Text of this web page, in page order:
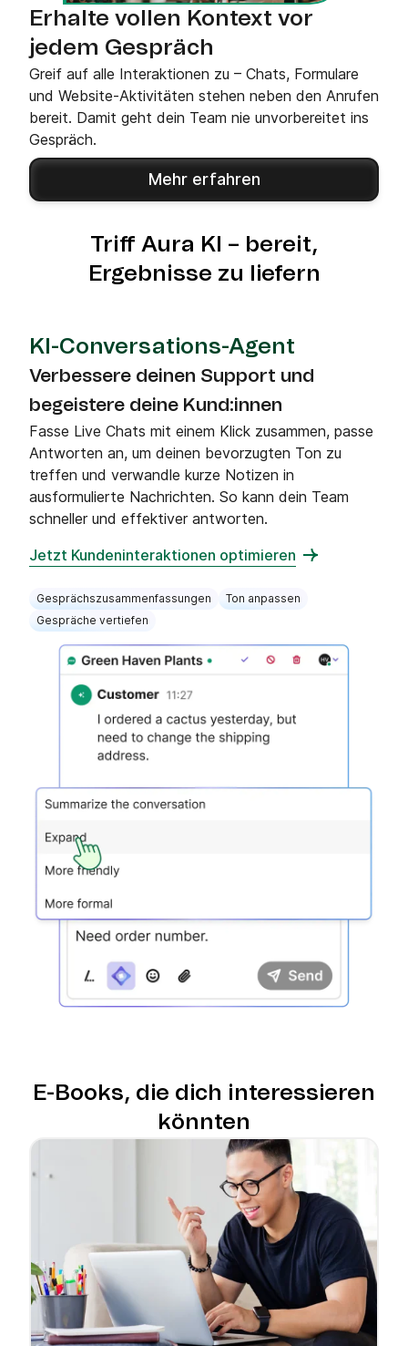
Erhalte vollen Kontext vor
jedem Gespräch
Greif auf alle Interaktionen zu – Chats, Formulare
und Website-Aktivitäten stehen neben den Anrufen
bereit. Damit geht dein Team nie unvorbereitet ins
Gespräch.
Mehr erfahren
Triff Aura KI – bereit,
Ergebnisse zu liefern
KI-Conversations-Agent
Verbessere deinen Support und
begeistere deine Kund:innen
Fasse Live Chats mit einem Klick zusammen, passe
Antworten an, um deinen bevorzugten Ton zu
treffen und verwandle kurze Notizen in
ausformulierte Nachrichten. So kann dein Team
schneller und effektiver antworten.
Jetzt Kundeninteraktionen optimieren
Gesprächszusammenfassungen
Ton anpassen
Gespräche vertiefen
E-Books, die dich interessieren
könnten